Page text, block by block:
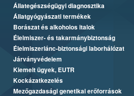
Állategészségügyi diagnosztika
Állatgyógyászati termékek
Borászat és alkoholos italok
Élelmiszer- és takarmánybiztonság
Élelmiszerlánc-biztonsági laborhálózat
Járványvédelem
Kiemelt ügyek, EUTR
Kockázatkezelés
Mezőgazdasági genetikai erőforrások